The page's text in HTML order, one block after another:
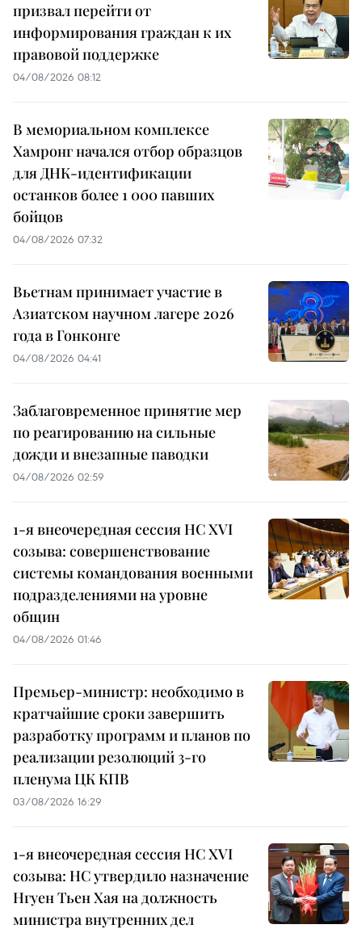
призвал перейти от
информирования граждан к их
правовой поддержке
04/08/2026 08:12
В мемориальном комплексе
Хамронг начался отбор образцов
для ДНК-идентификации
останков более 1 000 павших
бойцов
04/08/2026 07:32
Вьетнам принимает участие в
Азиатском научном лагере 2026
года в Гонконге
04/08/2026 04:41
Заблаговременное принятие мер
по реагированию на сильные
дожди и внезапные паводки
04/08/2026 02:59
1-я внеочередная сессия НС XVI
созыва: совершенствование
системы командования военными
подразделениями на уровне
общин
04/08/2026 01:46
Премьер-министр: необходимо в
кратчайшие сроки завершить
разработку программ и планов по
реализации резолюций 3-го
пленума ЦК КПВ
03/08/2026 16:29
1-я внеочередная сессия НС XVI
созыва: НС утвердило назначение
Нгуен Тьен Хая на должность
министра внутренних дел